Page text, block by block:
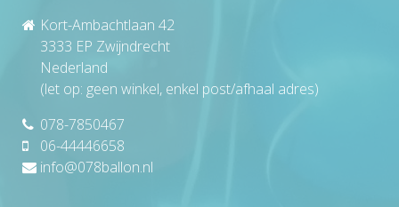
Kort-Ambachtlaan 42
3333 EP Zwijndrecht
Nederland
(let op: geen winkel, enkel post/afhaal adres)
078-7850467
06-44446658
info@078ballon.nl